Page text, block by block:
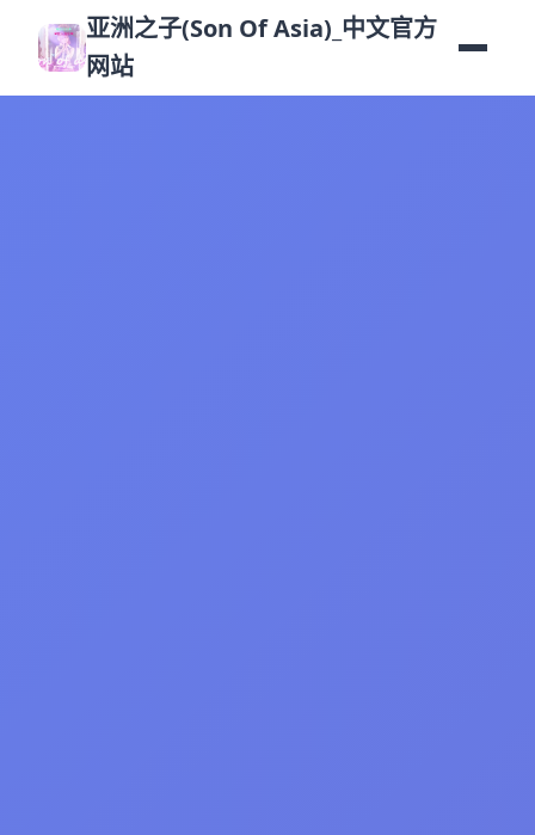
亚洲之子(Son Of Asia)_中文官方
网站